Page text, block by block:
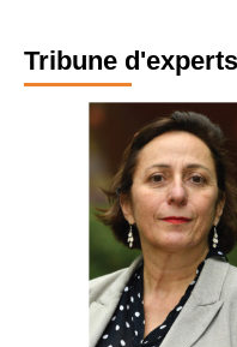
Tribune d'experts